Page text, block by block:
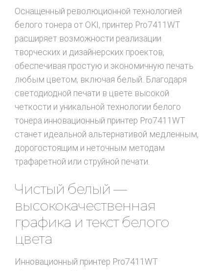
Оснащенный революционной технологией
белого тонера от OKI, принтер Pro7411WT
расширяет возможности реализации
творческих и дизайнерских проектов,
обеспечивая простую и экономичную печать
любым цветом, включая белый. Благодаря
светодиодной печати в цвете высокой
четкости и уникальной технологии белого
тонера инновационный принтер Pro7411WT
станет идеальной альтернативой медленным,
дорогостоящим и неточным методам
трафаретной или струйной печати.
Чистый белый —
высококачественная
графика и текст белого
цвета
Инновационный принтер Pro7411WT